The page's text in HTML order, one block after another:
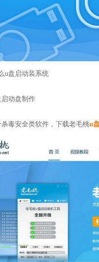
u盘启动装系统
动盘制作
杀毒安全类软件，下载老毛桃u